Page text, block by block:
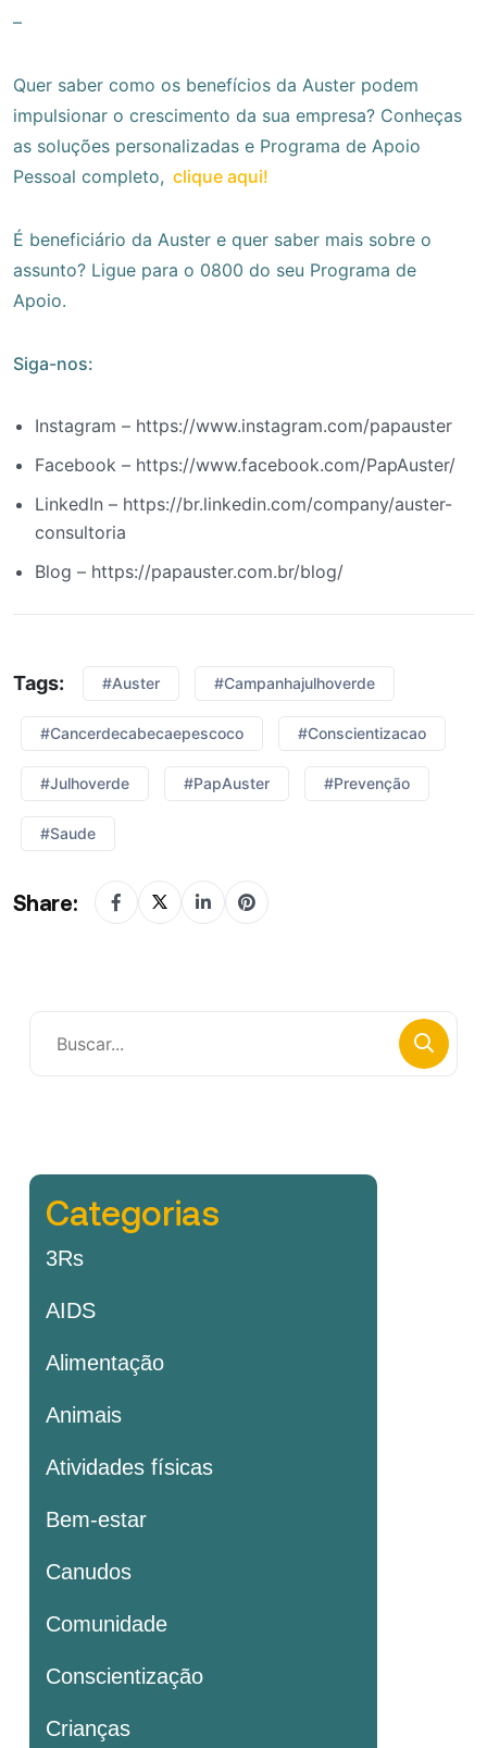
–
Quer saber como os benefícios da Auster podem
impulsionar o crescimento da sua empresa? Conheças
as soluções personalizadas e Programa de Apoio
Pessoal completo, clique aqui!
É beneficiário da Auster e quer saber mais sobre o
assunto? Ligue para o 0800 do seu Programa de
Apoio.
Siga-nos:
Instagram – https://www.instagram.com/papauster
Facebook – https://www.facebook.com/PapAuster/
LinkedIn – https://br.linkedin.com/company/auster-
consultoria
Blog – https://papauster.com.br/blog/
Tags: #Auster #campanhajulhoverde
#cancerdecabecaepescoco #conscientizacao
#julhoverde #PapAuster #prevenção
#saude
Share:
Categorias
3Rs
AIDS
Alimentação
Animais
Atividades físicas
Bem-estar
Canudos
Comunidade
Conscientização
Crianças